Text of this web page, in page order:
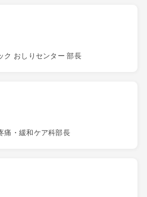
ク おしりセンター 部長
痛・緩和ケア科部長